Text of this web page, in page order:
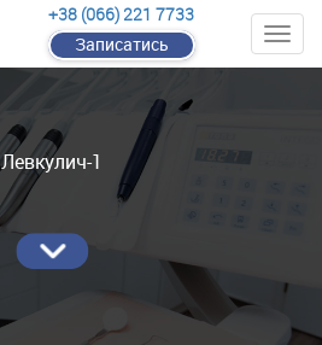
+38 (066) 221 7733
Записатись
Левкулич-1